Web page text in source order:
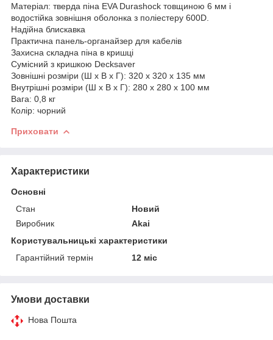
Матеріал: тверда піна EVA Durashock товщиною 6 мм і
водостійка зовнішня оболонка з поліестеру 600D.
Надійна блискавка
Практична панель-органайзер для кабелів
Захисна складна піна в кришці
Сумісний з кришкою Decksaver
Зовнішні розміри (Ш x В x Г): 320 x 320 x 135 мм
Внутрішні розміри (Ш x В x Г): 280 x 280 x 100 мм
Вага: 0,8 кг
Колір: чорний
Приховати
Характеристики
Основні
Стан
Новий
Виробник
Akai
Користувальницькі характеристики
Гарантійний термін
12 міс
Умови доставки
Нова Пошта